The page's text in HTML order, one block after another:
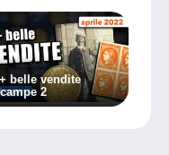
belle vendite
2